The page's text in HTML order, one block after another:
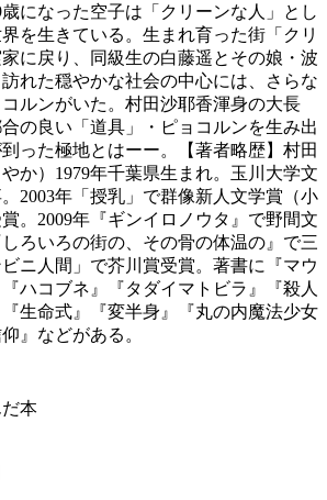
になった空子は「クリーンな人」とし
を生きている。生まれ育った街「クリ
に戻り、同級生の白藤遥とその娘・波
れた穏やかな社会の中心には、さらな
ルンがいた。村田沙耶香渾身の大長
の良い「道具」・ピョコルンを生み出
った極地とはーー。【著者略歴】村田
か）1979年千葉県生まれ。玉川大学文
2003年「授乳」で群像新人文学賞（小
。2009年『ギンイロノウタ』で野間文
ろいろの街の、その骨の体温の』で三
ニ人間」で芥川賞受賞。著書に『マウ
ハコブネ』『タダイマトビラ』『殺人
生命式』『変半身』『丸の内魔法少女
』などがある。
本